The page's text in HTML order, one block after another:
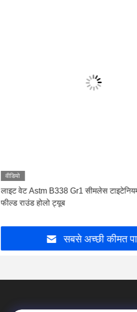
वीडियो
लाइट वेट Astm B338 Gr1 सीमलेस
फील्ड राउंड होलो ट्यूब
सबसे अच्छी कीमत